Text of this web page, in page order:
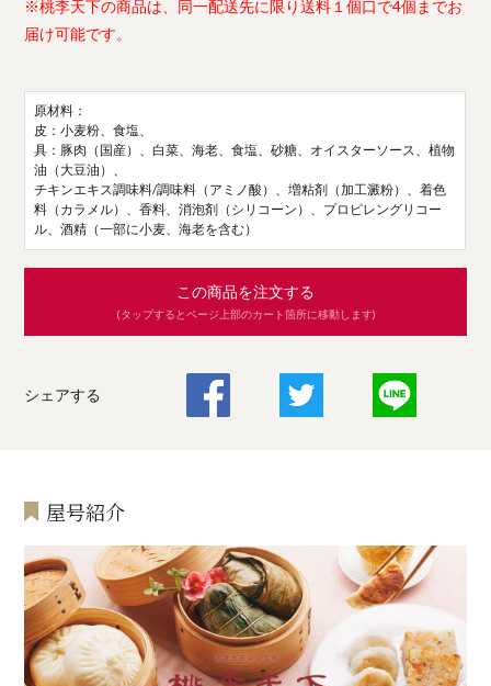
※桃李天下の商品は、同一配送先に限り送料１個口で4個までお
届け可能です。
原材料：
皮：小麦粉、食塩、
具：豚肉（国産）、白菜、海老、食塩、砂糖、オイスターソース、植物
油（大豆油）、
チキンエキス調味料/調味料（アミノ酸）、増粘剤（加工澱粉）、着色
料（カラメル）、香料、消泡剤（シリコーン）、プロピレングリコー
ル、酒精（一部に小麦、海老を含む）
この商品を注文する
(タップするとページ上部のカート箇所に移動します)
シェアする
屋号紹介